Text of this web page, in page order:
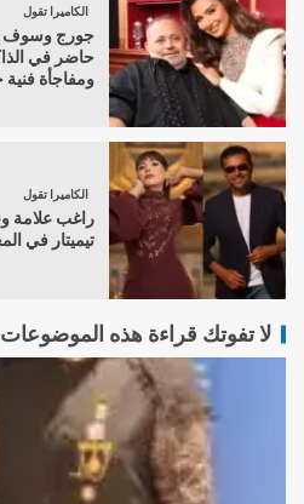
الكاميرا تقول
جورج وسوف
حاضر في
ومفاجأة فنية
الكاميرا تقول
راغب علامة
تيميتار في
لا تفوتك قراءة هذه الموضوعات